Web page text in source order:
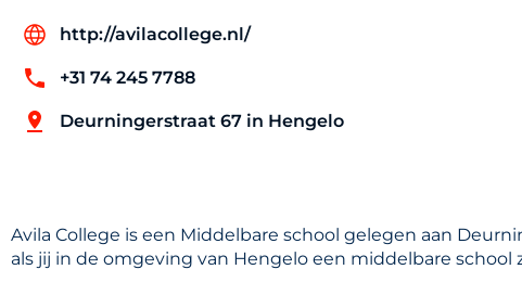
http://avilacollege.nl/
+31 74 245 7788
Deurningerstraat 67 in Hengelo
Avila College is een Middelbare school gelegen aan
als jij in de omgeving van Hengelo een middelbare school